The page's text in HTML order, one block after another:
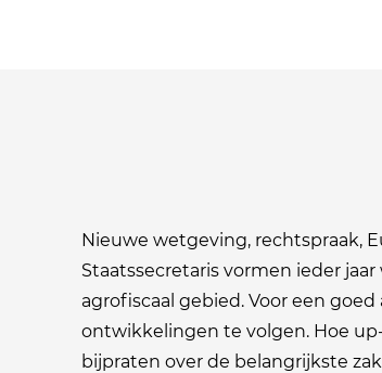
Nieuwe wetgeving, rechtspraak,
Staatssecretaris vormen ieder
agrofiscaal gebied. Voor een
ontwikkelingen te volgen. Hoe
bijpraten over de belangrijkste